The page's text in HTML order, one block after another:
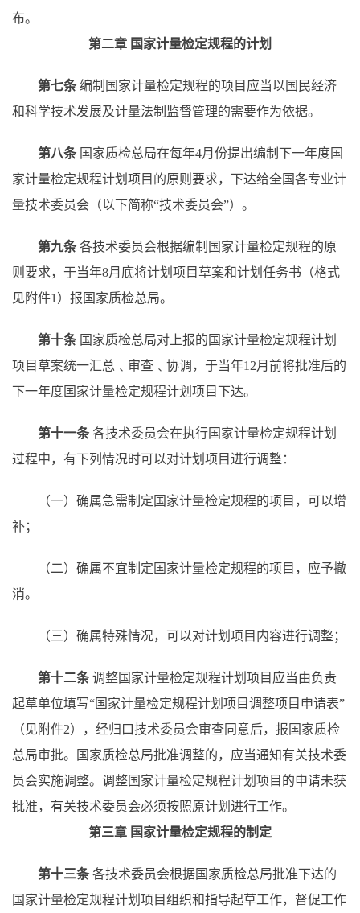
布。
第二章 国家计量检定规程的计划
第七条 编制国家计量检定规程的项目应当以国民经济
和科学技术发展及计量法制监督管理的需要作为依据。
第八条 国家质检总局在每年4月份提出编制下一年度国
家计量检定规程计划项目的原则要求，下达给全国各专业计
量技术委员会（以下简称“技术委员会”）。
第九条 各技术委员会根据编制国家计量检定规程的原
则要求，于当年8月底将计划项目草案和计划任务书（格式
见附件1）报国家质检总局。
第十条 国家质检总局对上报的国家计量检定规程计划
项目草案统一汇总﹑审查﹑协调，于当年12月前将批准后的
下一年度国家计量检定规程计划项目下达。
第十一条 各技术委员会在执行国家计量检定规程计划
过程中，有下列情况时可以对计划项目进行调整：
（一）确属急需制定国家计量检定规程的项目，可以增
补；
（二）确属不宜制定国家计量检定规程的项目，应予撤
消。
（三）确属特殊情况，可以对计划项目内容进行调整；
第十二条 调整国家计量检定规程计划项目应当由负责
起草单位填写“国家计量检定规程计划项目调整项目申请表”
（见附件2），经归口技术委员会审查同意后，报国家质检
总局审批。国家质检总局批准调整的，应当通知有关技术委
员会实施调整。调整国家计量检定规程计划项目的申请未获
批准，有关技术委员会必须按照原计划进行工作。
第三章 国家计量检定规程的制定
第十三条 各技术委员会根据国家质检总局批准下达的
国家计量检定规程计划项目组织和指导起草工作，督促工作